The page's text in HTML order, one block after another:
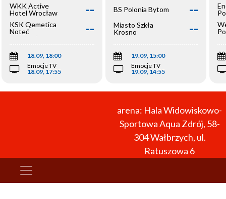
WKK Active
Hotel Wrocław
--
KSK Qemetica
Noteć
Inowrocław
--
18.09, 18:00
Emocje TV
18.09, 17:55
BS Polonia Bytom --
Miasto Szkła
Krosno
--
19.09, 15:00
Emocje TV
19.09, 14:55
arena: Hala Widowiskowo-
Sportowa Aqua Zdrój, 58-
304 Wałbrzych, ul.
Ratuszowa 6